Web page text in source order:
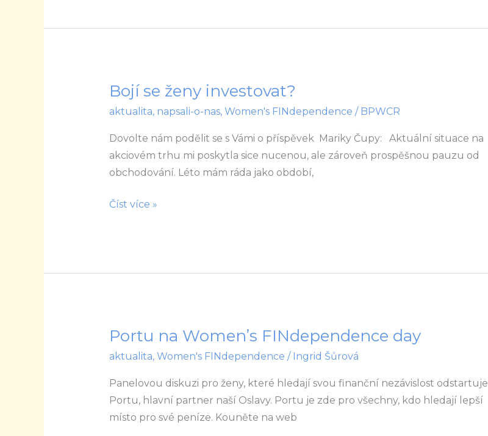
Bojí se ženy investovat?
aktualita, napsali-o-nas, Women's FINdependence / BPWCR
Dovolte nám podělit se s Vámi o příspěvek Mariky Čupy: Aktuální situace na
akciovém trhu mi poskytla sice nucenou, ale zároveň prospěšnou pauzu od
obchodování. Léto mám ráda jako období,
Bojí
se
investovat?
Číst více »
Portu na Women’s FINdependence day
aktualita, Women's FINdependence / Ingrid Šůrová
Panelovou diskuzi pro ženy, které hledají svou finanční nezávislost odstartuje
Portu, hlavní partner naší Oslavy. Portu je zde pro všechny, kdo hledají lepší
místo pro své peníze. Kouněte na web
Portu
na
FINdependence
day